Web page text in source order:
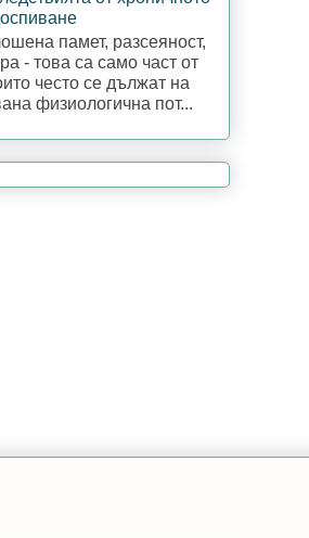
памет, разсеяност,
- това са само част от
често се дължат на
физиологична пот...